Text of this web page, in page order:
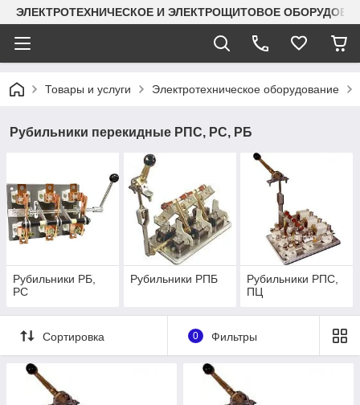
ЭЛЕКТРОТЕХНИЧЕСКОЕ И ЭЛЕКТРОЩИТОВОЕ
Товары и услуги Электротехническое оборудование
Рубильники перекидные РПС, РС, РБ
Рубильники РБ,
РС
Рубильники РПБ
Рубильники РПС,
ПЦ
Сортировка 0 Фильтры